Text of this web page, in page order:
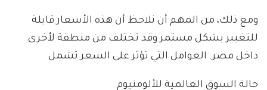
ومع ذلك، من المهم أن نلاحظ أن هذه الأسعار قابلة
للتغيير بشكل مستمر وقد تختلف من منطقة لأخرى
داخل مصر. العوامل التي تؤثر على السعر تشمل
حالة السوق العالمية للألومنيوم